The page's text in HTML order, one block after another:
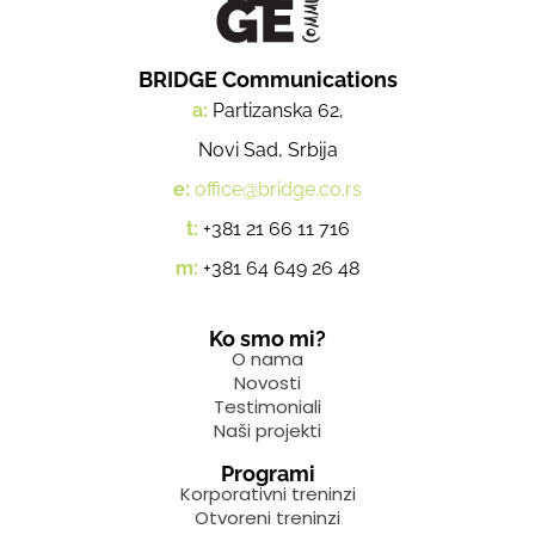
BRIDGE Communications
a: Partizanska 62,
Novi Sad, Srbija
e: office@bridge.co.rs
t: +381 21 66 11 716
m: +381 64 649 26 48
Ko smo mi?
O nama
Novosti
Testimoniali
Naši projekti
Programi
Korporativni treninzi
Otvoreni treninzi